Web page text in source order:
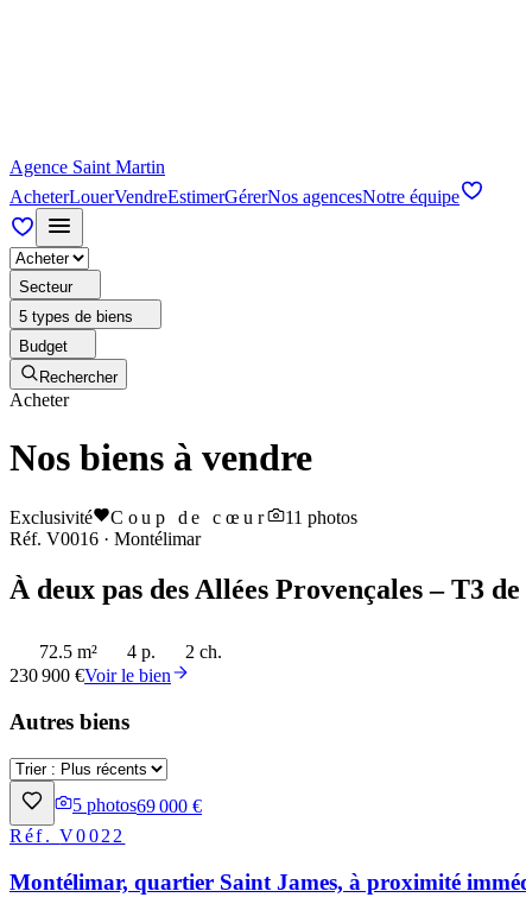
Agence Saint Martin
AcheterLouerVendreEstimerGérerNos agencesNotre équipe
Secteur
5 types de biens
Budget
Rechercher
Acheter
Nos biens à vendre
Exclusivité Coup de cœur 11 photos
Réf. V0016 · Montélimar
À deux pas des Allées Provençales – T3
72.5 m² 4 p.
2 ch.
230 900 €Voir le bien
Autres biens
5 photos69 000 €
Réf.V0022
Montélimar, quartier Saint James, à proximité